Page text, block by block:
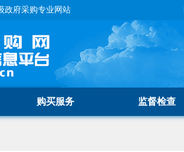
政府采购专业网站
购买服务 监督检查